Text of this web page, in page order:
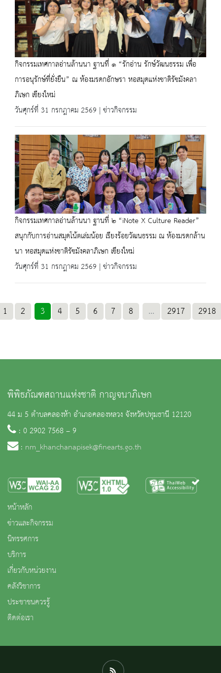
กิจกรรมเทศกาลอ่านล้านนา ฐานที่ ๑ “รักอ่าน รักษ์วัฒนธรรม เพื่อ
การอนุรักษ์ที่ยั่งยืน” ณ ห้องมรดกอักษรา หอสมุดแห่งชาติรัชมังคลา
ภิเษก เชียงใหม่
วันศุกร์ที่ 31 กรกฎาคม 2569 | ข่าวกิจกรรม
กิจกรรมเทศกาลอ่านล้านนา ฐานที่ ๒ “iNote X Culture Reader”
สนุกกับการอ่านสมุดโน้ตเล่มน้อย เรียงร้อยวัฒนธรรม ณ ห้องมรดกล้าน
นา หอสมุดแห่งชาติรัชมังคลาภิเษก เชียงใหม่
วันศุกร์ที่ 31 กรกฎาคม 2569 | ข่าวกิจกรรม
1 2 3 4 5 6 7 8 ... 2917 2918
พิพิธภัณฑสถานแห่งชาติ กาญจนาภิเษก
44 ม 5 ตำบลคลองห้า อำเภอคลองหลวง จังหวัดปทุมธานี 12120
: 0 2902 7568 – 9
: nm_khanchanapisek@finearts.go.th
หน้าหลัก
ข่าวและกิจกรรม
นิทรรศการ
บริการ
เกี่ยวกับหน่วยงาน
คลังวิชาการ
ประชาชนควรรู้
ติดต่อเรา